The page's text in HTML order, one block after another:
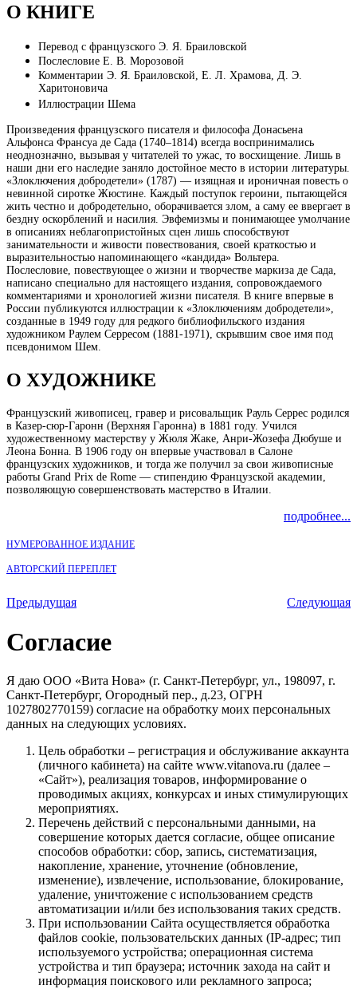
О КНИГЕ
Перевод с французского Э. Я. Браиловской
Послесловие Е. В. Морозовой
Комментарии Э. Я. Браиловской, Е. Л. Храмова, Д. Э.
Харитоновича
Иллюстрации Шема
Произведения французского писателя и философа Донасьена
Альфонса Франсуа де Сада (1740–1814) всегда воспринимались
неоднозначно, вызывая у читателей то ужас, то восхищение. Лишь в
наши дни его наследие заняло достойное место в истории литературы.
«Злоключения добродетели» (1787) — изящная и ироничная повесть о
невинной сиротке Жюстине. Каждый поступок героини, пытающейся
жить честно и добродетельно, оборачивается злом, а саму ее ввергает в
бездну оскорблений и насилия. Эвфемизмы и понимающее умолчание
в описаниях неблагопристойных сцен лишь способствуют
занимательности и живости повествования, своей краткостью и
выразительностью напоминающего «кандида» Вольтера.
Послесловие, повествующее о жизни и творчестве маркиза де Сада,
написано специально для настоящего издания, сопровождаемого
комментариями и хронологией жизни писателя. В книге впервые в
России публикуются иллюстрации к «Злоключениям добродетели»,
созданные в 1949 году для редкого библиофильского издания
художником Раулем Серресом (1881-1971), скрывшим свое имя под
псевдонимом Шем.
О ХУДОЖНИКЕ
Французский живописец, гравер и рисовальщик Рауль Серрес родился
в Казер-сюр-Гаронн (Верхняя Гаронна) в 1881 году. Учился
художественному мастерству у Жюля Жаке, Анри-Жозефа Дюбуше и
Леона Бонна. В 1906 году он впервые участвовал в Салоне
французских художников, и тогда же получил за свои живописные
работы Grand Prix de Rome — стипендию Французской академии,
позволяющую совершенствовать мастерство в Италии.
подробнее...
НУМЕРОВАННОЕ ИЗДАНИЕ
АВТОРСКИЙ ПЕРЕПЛЕТ
Предыдущая Следующая
Согласие
Я даю ООО «Вита Нова» (г. Санкт-Петербург, ул., 198097, г.
Санкт-Петербург, Огородный пер., д.23, ОГРН
1027802770159) согласие на обработку моих персональных
данных на следующих условиях.
Цель обработки – регистрация и обслуживание аккаунта
(личного кабинета) на сайте www.vitanova.ru (далее –
«Сайт»), реализация товаров, информирование о
проводимых акциях, конкурсах и иных стимулирующих
мероприятиях.
Перечень действий с персональными данными, на
совершение которых дается согласие, общее описание
способов обработки: сбор, запись, систематизация,
накопление, хранение, уточнение (обновление,
изменение), извлечение, использование, блокирование,
удаление, уничтожение с использованием средств
автоматизации и/или без использования таких средств.
При использовании Сайта осуществляется обработка
файлов cookie, пользовательских данных (IP-адрес; тип
используемого устройства; операционная система
устройства и тип браузера; источник захода на сайт и
информация поискового или рекламного запроса;